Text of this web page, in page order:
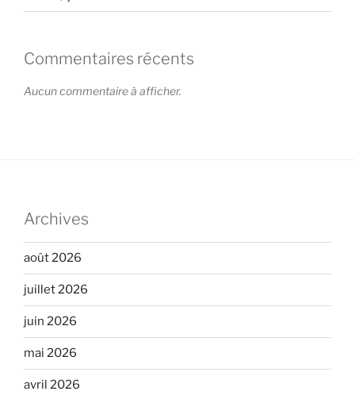
Commentaires récents
Aucun commentaire à afficher.
Archives
août 2026
juillet 2026
juin 2026
mai 2026
avril 2026